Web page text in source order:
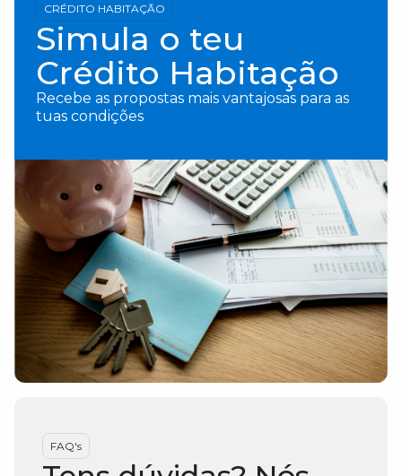
CRÉDITO HABITAÇÃO
Simula o teu
Crédito Habitação
Recebe as propostas mais vantajosas para as
tuas condições
FAQ's